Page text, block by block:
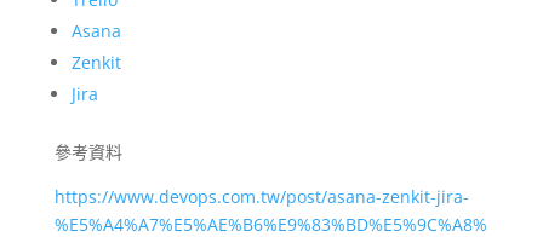
Asana
Zenkit
Jira
參考資料
https://www.devops.com.tw/post/asana-zenkit-jira-
%E5%A4%A7%E5%AE%B6%E9%83%BD%E5%9C%A8%